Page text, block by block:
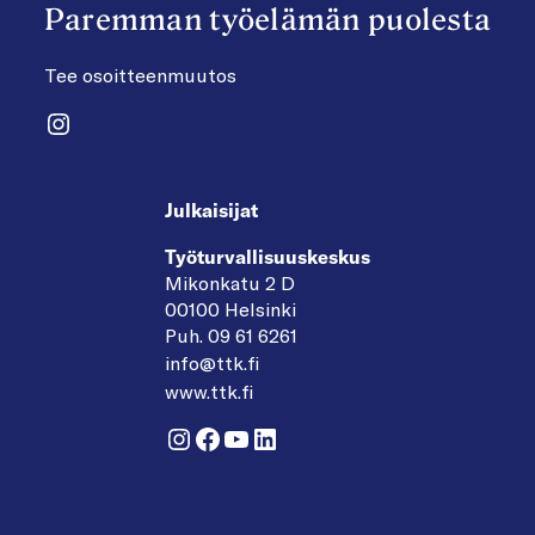
Paremman työelämän puolesta
Tee osoitteenmuutos
Instagram
Julkaisijat
Työturvallisuuskeskus
Mikonkatu 2 D
00100 Helsinki
Puh. 09 61 6261
info@ttk.fi
www.ttk.fi
Instagram
Facebook
YouTube
LinkedIn